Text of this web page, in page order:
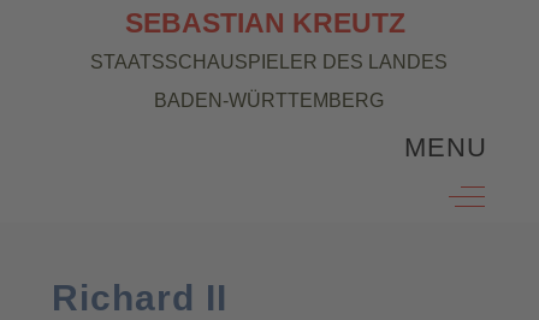
SEBASTIAN KREUTZ
STAATSSCHAUSPIELER DES LANDES
BADEN-WÜRTTEMBERG
MENU
Off-
Richard II